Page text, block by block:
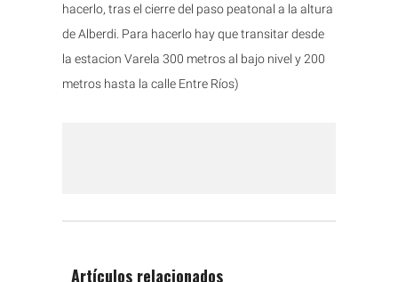
hacerlo, tras el cierre del paso peatonal a la altura
de Alberdi. Para hacerlo hay que transitar desde
la estacion Varela 300 metros al bajo nivel y 200
metros hasta la calle Entre Ríos)
Artículos relacionados